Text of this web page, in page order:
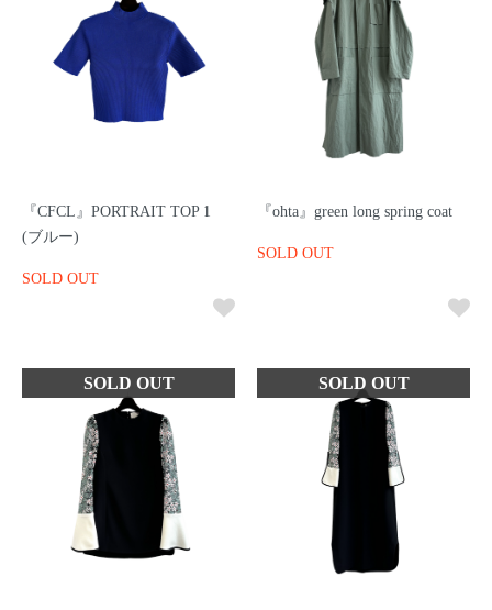
『CFCL』PORTRAIT TOP 1
(ブルー)
SOLD OUT
『ohta』green long spring coat
SOLD OUT